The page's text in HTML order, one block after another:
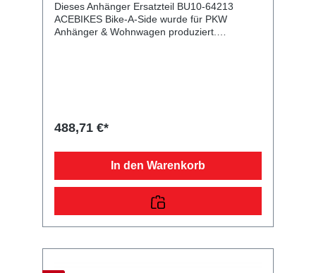
Dieses Anhänger Ersatzteil BU10-64213
ACEBIKES Bike-A-Side wurde für PKW
Anhänger & Wohnwagen produziert.
Wohnwagen!
488,71 €*
In den Warenkorb